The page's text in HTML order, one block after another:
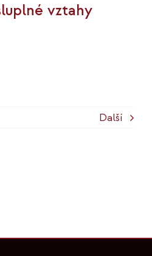
vztahy
Další